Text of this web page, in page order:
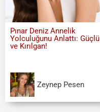
Pınar Deniz Annelik
Yolculuğunu Anlattı: Güçlü
ve Kırılgan!
Zeynep Pesen